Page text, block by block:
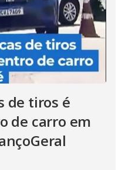
de tiros é
de carro em